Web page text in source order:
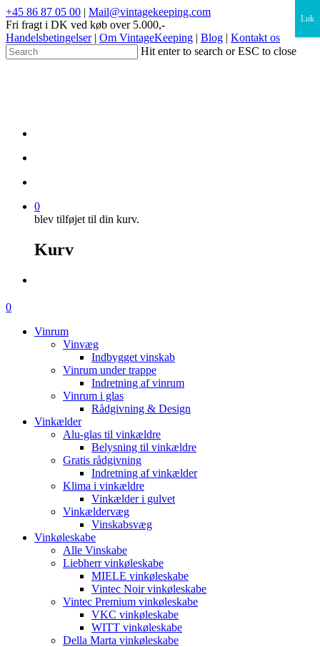
+45 86 87 05 00 | Mail@vintagekeeping.com
Fri fragt i DK ved køb over 5.000,-
Handelsbetingelser| Om VintageKeeping | Blog | Kontakt os
Hit enter to search or ESC to close
0
blev tilføjet til din kurv.
Kurv
0
Vinrum
Vinvæg
Indbygget vinskab
Vinrum under trappe
Indretning af vinrum
Vinrum i glas
Rådgivning & Design
Vinkælder
Alu-glas til vinkældre
Belysning til vinkældre
Gratis rådgivning
Indretning af vinkælder
Klima i vinkældre
Vinkælder i gulvet
Vinkældervæg
Vinskabsvæg
Vinkøleskabe
Alle Vinskabe
Liebherr vinkøleskabe
MIELE vinkøleskabe
Vintec Noir vinkøleskabe
Vintec Premium vinkøleskabe
VKC vinkøleskabe
WITT vinkøleskabe
Della Marta vinkøleskabe
×
Luk